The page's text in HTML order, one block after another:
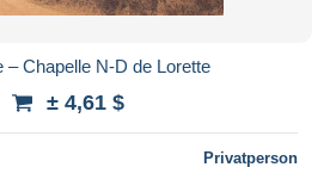
– Chapelle N-D de Lorette
± 4,61 $
Privatperson